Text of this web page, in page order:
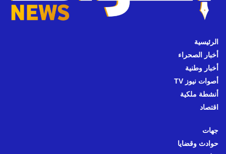
الرئيسية
أخبار الصحراء
أخبار وطنية
أصوات نيوز TV
أنشطة ملكية
اقتصاد
جهات
حوادث وقضايا